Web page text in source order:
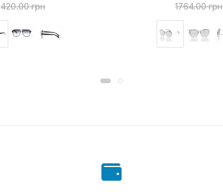
420.00 грн 1764.00 грн